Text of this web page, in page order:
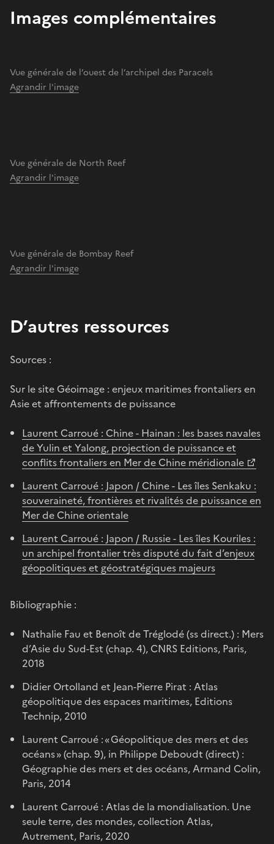
Images complémentaires
Vue générale de l’ouest de l’archipel des Paracels
Agrandir l'image
Vue générale de North Reef
Agrandir l'image
Vue générale de Bombay Reef
Agrandir l'image
D’autres ressources
Sources :
Sur le site Géoimage : enjeux maritimes frontaliers en
Asie et affrontements de puissance
Laurent Carroué : Chine - Hainan : les bases navales
de Yulin et Yalong, projection de puissance et
conflits frontaliers en Mer de Chine méridionale
Laurent Carroué : Japon / Chine - Les îles Senkaku :
souveraineté, frontières et rivalités de puissance en
Mer de Chine orientale
Laurent Carroué : Japon / Russie - Les îles Kouriles :
un archipel frontalier très disputé du fait d’enjeux
géopolitiques et géostratégiques majeurs
Bibliographie :
Nathalie Fau et Benoît de Tréglodé (ss direct.) : Mers
d’Asie du Sud-Est (chap. 4), CNRS Editions, Paris,
2018
Didier Ortolland et Jean-Pierre Pirat : Atlas
géopolitique des espaces maritimes, Editions
Technip, 2010
Laurent Carroué : « Géopolitique des mers et des
océans » (chap. 9), in Philippe Deboudt (direct) :
Géographie des mers et des océans, Armand Colin,
Paris, 2014
Laurent Carroué : Atlas de la mondialisation. Une
seule terre, des mondes, collection Atlas,
Autrement, Paris, 2020